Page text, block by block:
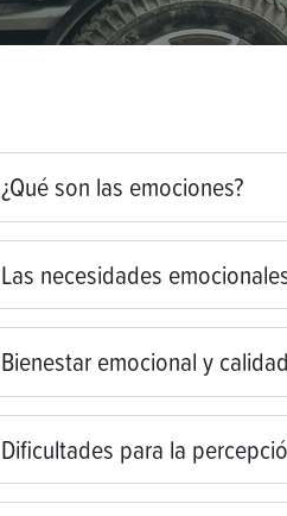
¿Qué son las emociones?
Las necesidades
Bienestar emocional y
Dificultades para la